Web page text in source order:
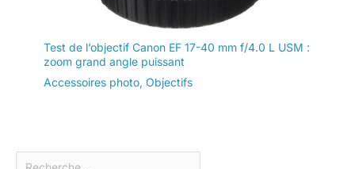
Test de l’objectif Canon EF 17-40 mm f/4.0 L USM :
zoom grand angle puissant
Accessoires photo, Objectifs